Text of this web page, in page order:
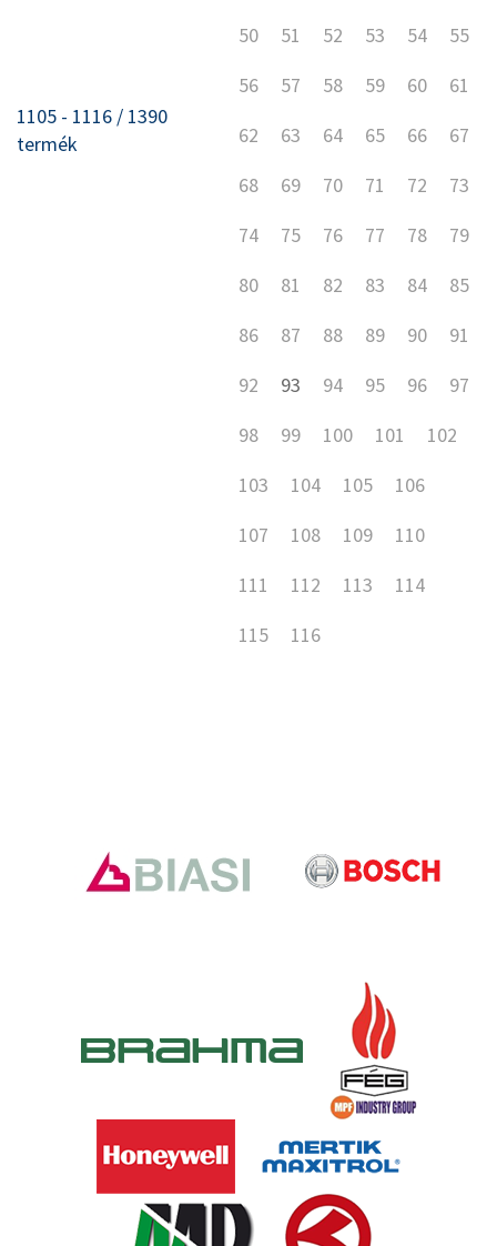
1105 - 1116 / 1390
termék
50
51 52 53 54
55
56
57 58 59 60
61
62
63 64 65 66
67
68
69 70 71 72
73
74
75 76 77 78
79
80
81 82 83 84
85
86
87 88 89 90
91
92
93 94 95 96
97
98
99 100 101
102
103
104 105
106
107
108 109
110
111
112 113
114
115
116